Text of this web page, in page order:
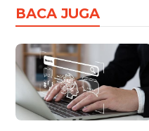
BACA JUGA